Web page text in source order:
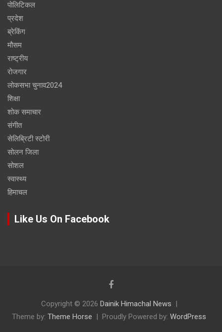
पोलिटिकल
प्रदेश
ब्रेकिंग
मौसम
राष्ट्रीय
रोजगार
लोकसभा चुनाव2024
शिक्षा
शोक समाचार
संगीत
सेलिब्रिटी स्टोरी
सोलन जिला
सोशल
स्वास्थ्य
हिमाचल
Like Us On Facebook
Copyright © 2026 Dainik Himachal News
Theme by: Theme Horse Proudly Powered by: WordPress